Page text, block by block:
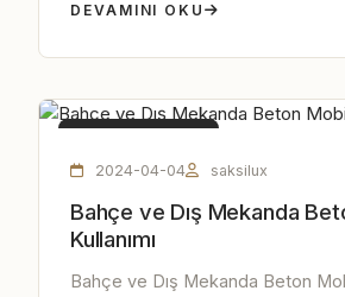
DEVAMINI OKU
2024-04-04 saksilux
Bahçe ve Dış Mekanda
Kullanımı
Bahçe ve Dış Mekanda Beton